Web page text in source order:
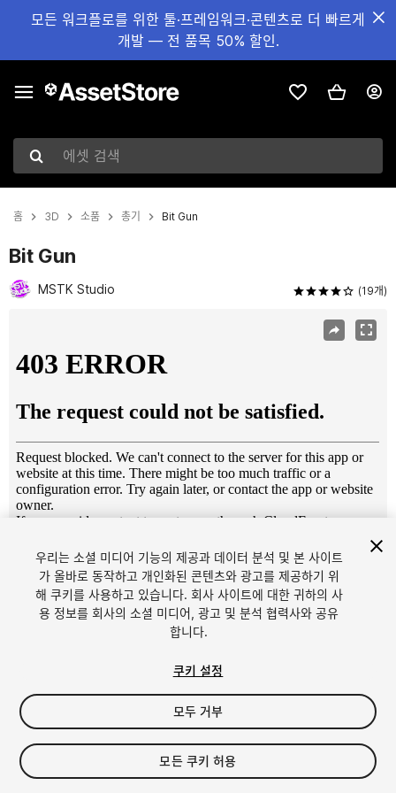
모든 워크플로를 위한 툴·프레임워크·콘텐츠로 더 빠르게
개발 — 전 품목 50% 할인.
에셋 검색
홈 3D 소품 총기 Bit Gun
Bit Gun
MSTK Studio (19개)
FREE
20viewsin the past week
우리는 소셜 미디어 기능의 제공과 데이터 분석 및 본 사이트
가 올바로 동작하고 개인화된 콘텐츠와 광고를 제공하기 위
해 쿠키를 사용하고 있습니다. 회사 사이트에 대한 귀하의 사
용 정보를 회사의 소셜 미디어, 광고 및 분석 협력사와 공유
합니다.
쿠키 설정
모두 거부
모든 쿠키 허용